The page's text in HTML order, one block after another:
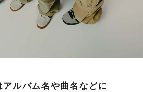
ルバム名や曲名などに